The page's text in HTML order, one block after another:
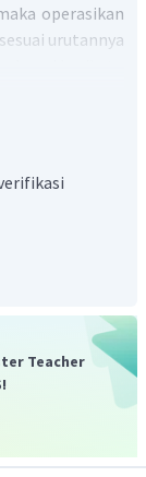
operasikan
urutannya
Teacher